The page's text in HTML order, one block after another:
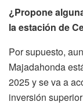
¿Propone
la estación de
Por supuesto,
Majadahonda
2025 y se va a
inversión